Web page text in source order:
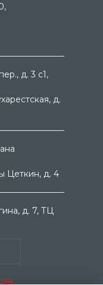
д. 3 c1,
д.
Цеткин, д. 4
д. 7, ТЦ